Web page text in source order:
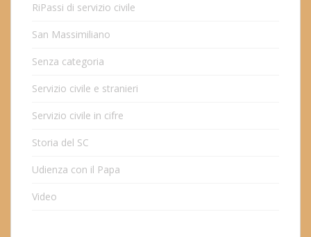
RiPassi di servizio civile
San Massimiliano
Senza categoria
Servizio civile e stranieri
Servizio civile in cifre
Storia del SC
Udienza con il Papa
Video